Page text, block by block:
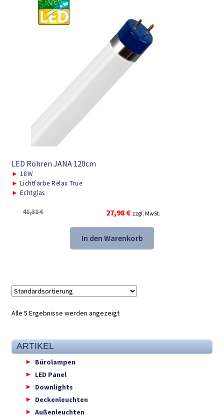
LED Röhren JANA 120cm
► 18W
► Lichtfarbe Relax True
► Echtglas
41,31€
Ursprünglicher
Preis
war:
41,31 €
27,98 €Aktueller
Preis
ist:
27,98 €.
zzgl. MwSt.
In den Warenkorb
Alle 5 Ergebnisse werden angezeigt
ARTIKEL
Bürolampen
LED Panel
Downlights
Deckenleuchten
Außenleuchten